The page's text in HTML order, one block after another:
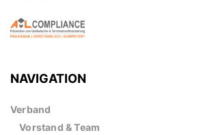
NAVIGATION
Verband
Vorstand & Team